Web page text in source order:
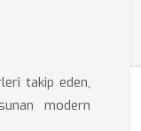
takip eden,
modern